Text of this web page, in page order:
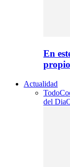
En
Actualidad
Todo
del Dia